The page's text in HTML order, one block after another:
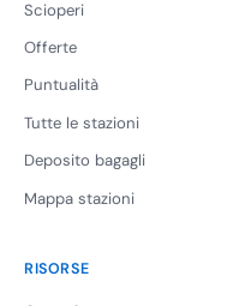
Scioperi
Offerte
Puntualità
Tutte le stazioni
Deposito bagagli
Mappa stazioni
RISORSE